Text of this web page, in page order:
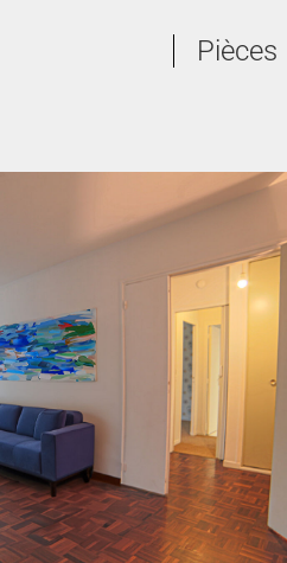
Pièces